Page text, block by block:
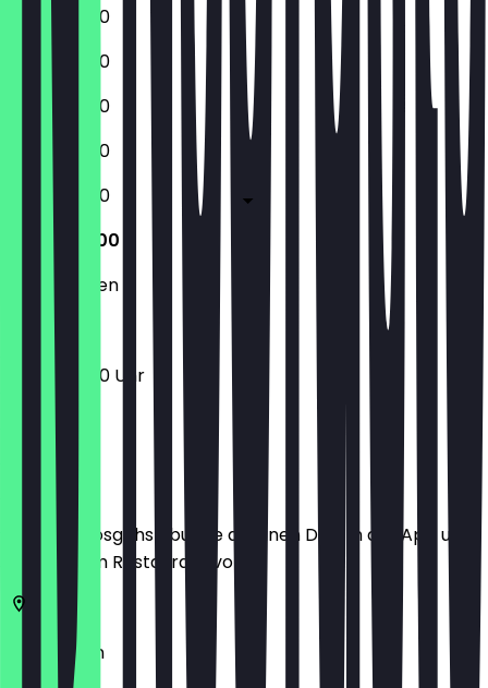
10:00 - 18:00
10:00 - 18:00
10:00 - 18:00
10:00 - 18:00
10:00 - 18:00
10:00 - 18:00
Geschlossen
10:00 - 18:00 Uhr
Bevor du losgehst, buche dir einen Deal in der App und
zeige ihn im Restaurant vor.
50667
Köln